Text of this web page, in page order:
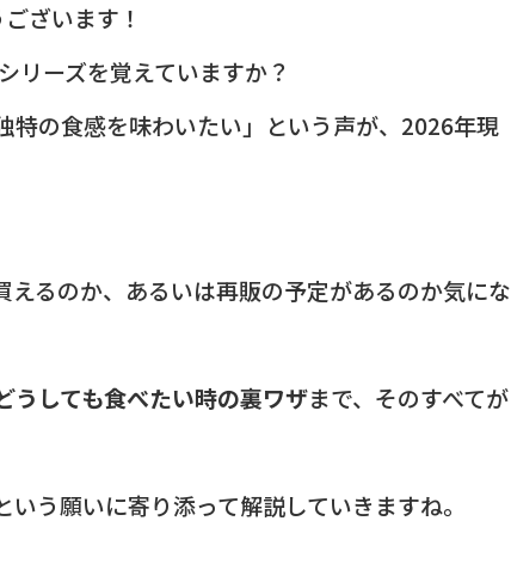
ざいます！
シリーズを覚えていますか？
特の食感を味わいたい」という声が、2026年現
るのか、あるいは再販の予定があるのか気にな
うしても食べたい時の裏ワザまで、そのすべてが
う願いに寄り添って解説していきますね。